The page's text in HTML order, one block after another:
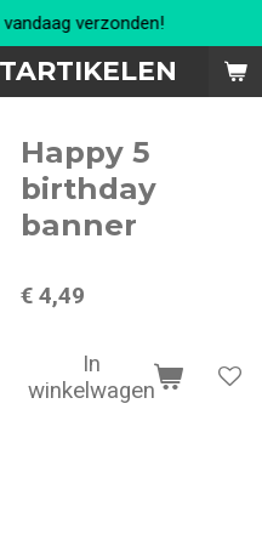
verzonden!
Happy 5
birthday
banner
€ 4,49
In
winkelwagen